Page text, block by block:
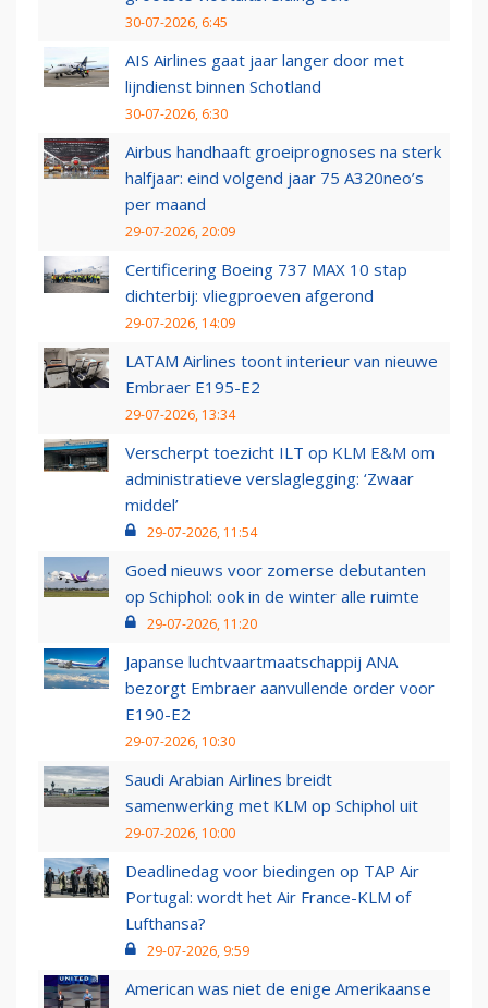
30-07-2026, 6:45
AIS Airlines gaat jaar langer door met
lijndienst binnen Schotland
30-07-2026, 6:30
Airbus handhaaft groeiprognoses na sterk
halfjaar: eind volgend jaar 75 A320neo’s
per maand
29-07-2026, 20:09
Certificering Boeing 737 MAX 10 stap
dichterbij: vliegproeven afgerond
29-07-2026, 14:09
LATAM Airlines toont interieur van nieuwe
Embraer E195-E2
29-07-2026, 13:34
Verscherpt toezicht ILT op KLM E&M om
administratieve verslaglegging: ‘Zwaar
middel’
29-07-2026, 11:54
Goed nieuws voor zomerse debutanten
op Schiphol: ook in de winter alle ruimte
29-07-2026, 11:20
Japanse luchtvaartmaatschappij ANA
bezorgt Embraer aanvullende order voor
E190-E2
29-07-2026, 10:30
Saudi Arabian Airlines breidt
samenwerking met KLM op Schiphol uit
29-07-2026, 10:00
Deadlinedag voor biedingen op TAP Air
Portugal: wordt het Air France-KLM of
Lufthansa?
29-07-2026, 9:59
American was niet de enige Amerikaanse